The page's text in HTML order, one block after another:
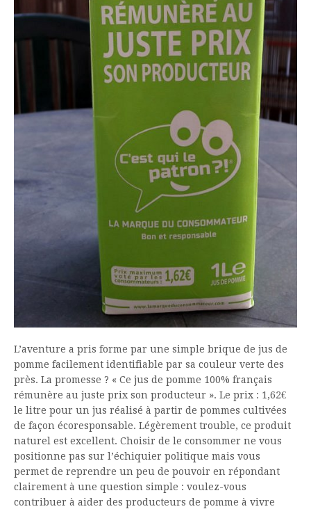
L’aventure a pris forme par une simple brique de jus de
pomme facilement identifiable par sa couleur verte des
près. La promesse ? « Ce jus de pomme 100% français
rémunère au juste prix son producteur ». Le prix : 1,62€
le litre pour un jus réalisé à partir de pommes cultivées
de façon écoresponsable. Légèrement trouble, ce produit
naturel est excellent. Choisir de le consommer ne vous
positionne pas sur l’échiquier politique mais vous
permet de reprendre un peu de pouvoir en répondant
clairement à une question simple : voulez-vous
contribuer à aider des producteurs de pomme à vivre